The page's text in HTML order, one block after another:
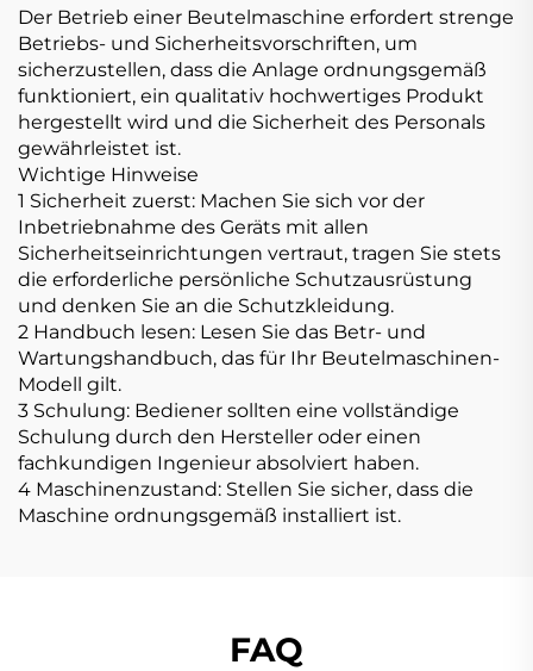
Maschine
Der Betrieb einer Beutelmaschine erfordert strenge
Betriebs- und Sicherheitsvorschriften, um
sicherzustellen, dass die Anlage ordnungsgemäß
funktioniert, ein qualitativ hochwertiges Produkt
hergestellt wird und die Sicherheit des Personals
gewährleistet ist.
Wichtige Hinweise
1 Sicherheit zuerst: Machen Sie sich vor der
Inbetriebnahme des Geräts mit allen
Sicherheitseinrichtungen vertraut, tragen Sie stets
die erforderliche persönliche Schutzausrüstung
und denken Sie an die Schutzkleidung.
2 Handbuch lesen: Lesen Sie das Betr- und
Wartungshandbuch, das für Ihr Beutelmaschinen-
Modell gilt.
3 Schulung: Bediener sollten eine vollständige
Schulung durch den Hersteller oder einen
fachkundigen Ingenieur absolviert haben.
4 Maschinenzustand: Stellen Sie sicher, dass die
Maschine ordnungsgemäß installiert ist.
FAQ